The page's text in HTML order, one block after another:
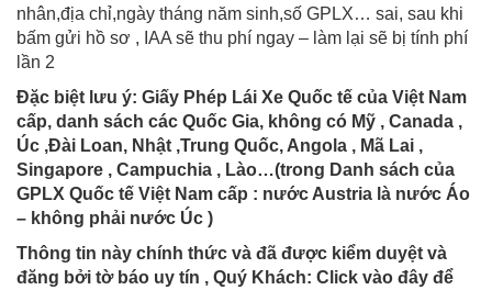
nhân,địa chỉ,ngày tháng năm sinh,số GPLX… sai, sau khi
bấm gửi hồ sơ , IAA sẽ thu phí ngay – làm lại sẽ bị tính phí
lần 2
Đặc biệt lưu ý: Giấy Phép Lái Xe Quốc tế của Việt Nam
cấp, danh sách các Quốc Gia, không có Mỹ , Canada ,
Úc ,Đài Loan, Nhật ,Trung Quốc, Angola , Mã Lai ,
Singapore , Campuchia , Lào…(trong Danh sách của
GPLX Quốc tế Việt Nam cấp : nước Austria là nước Áo
– không phải nước Úc )
Thông tin này chính thức và đã được kiểm duyệt và
đăng bởi tờ báo uy tín , Quý Khách: Click vào đây để